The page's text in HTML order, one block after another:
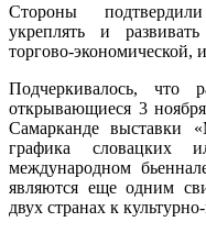
Стороны
укреплять и
торгово-экономической,
Подчеркивалось,
открывающиеся 3
Самарканде выставки
графика словацких
международном
являются еще одним
двух странах к